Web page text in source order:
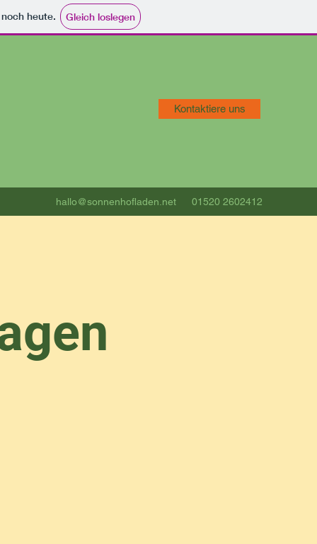
heute. Gleich loslegen
Kontaktiere uns
hallo@sonnenhofladen.net 01520 2602412